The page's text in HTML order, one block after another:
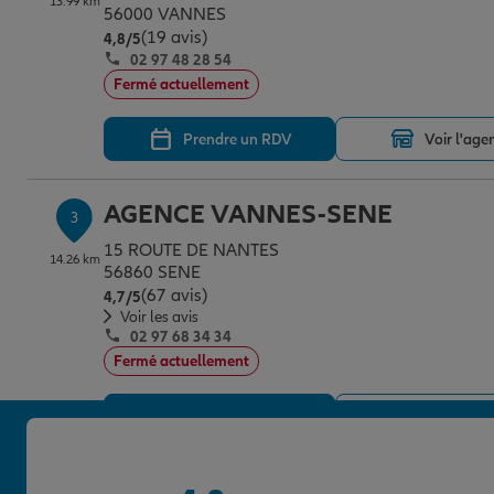
56000 VANNES
4,8/5Note de 4.8 sur 5
(19 avis)
02 97 48 28 54
Fermé actuellement
Prendre un RDV Voir
3
14.26 km
AGENCE VANNES-SENE
15 ROUTE DE NANTES
56860 SENE
4,7/5Note de 4.7 sur 5
(67 avis)
Voir les avis
02 97 68 34 34
Fermé actuellement
Prendre un RDV Voir